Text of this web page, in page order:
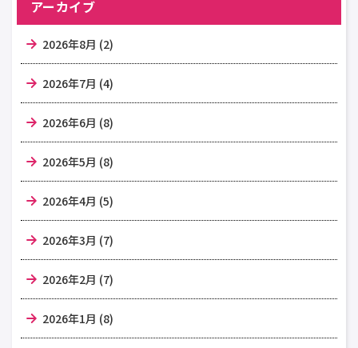
アーカイブ
2026年8月 (2)
2026年7月 (4)
2026年6月 (8)
2026年5月 (8)
2026年4月 (5)
2026年3月 (7)
2026年2月 (7)
2026年1月 (8)